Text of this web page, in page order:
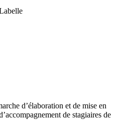
d’élaboration et de mise en
de stagiaires de